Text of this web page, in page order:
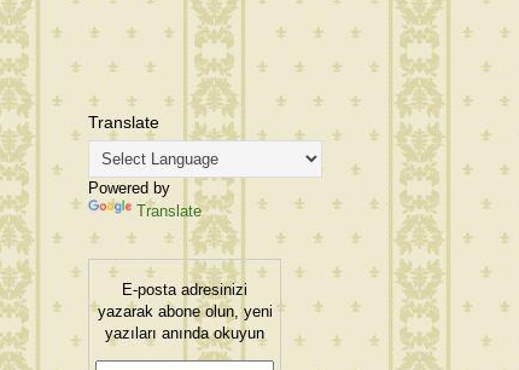
Translate
Powered by
Translate
E-posta adresinizi
yazarak abone olun, yeni
yazıları anında okuyun